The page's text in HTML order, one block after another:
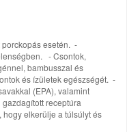
porckopás esetén. -
- Csontok,
bambusszal és
és ízületek egészségét. -
(EPA), valamint
receptúra
elkerülje a túlsúlyt és